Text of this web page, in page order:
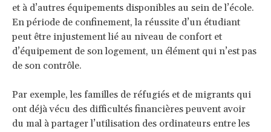
et à d’autres équipements disponibles au sein de l’école.
En période de confinement, la réussite d’un étudiant
peut être injustement lié au niveau de confort et
d’équipement de son logement, un élément qui n’est pas
de son contrôle.
Par exemple, les familles de réfugiés et de migrants qui
ont déjà vécu des difficultés financières peuvent avoir
du mal à partager l’utilisation des ordinateurs entre les